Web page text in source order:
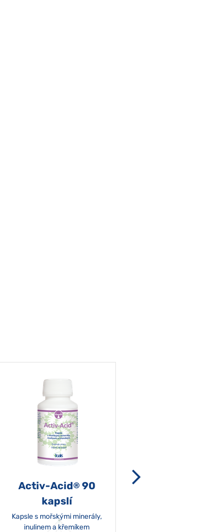
Activ-Acid®90
kapslí
Kapsle s mořskými minerály,
inulinem a křemíkem